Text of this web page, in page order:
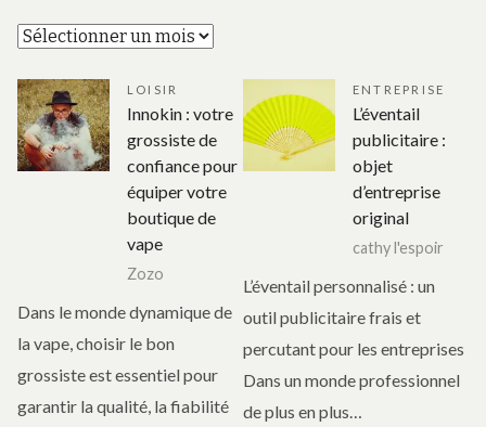
Archives
LOISIR
Innokin : votre
grossiste de
confiance pour
équiper votre
boutique de
vape
Zozo
Dans le monde dynamique de
la vape, choisir le bon
grossiste est essentiel pour
garantir la qualité, la fiabilité
ENTREPRISE
L’éventail
publicitaire :
objet
d’entreprise
original
cathy l'espoir
L’éventail personnalisé : un
outil publicitaire frais et
percutant pour les entreprises
Dans un monde professionnel
de plus en plus…